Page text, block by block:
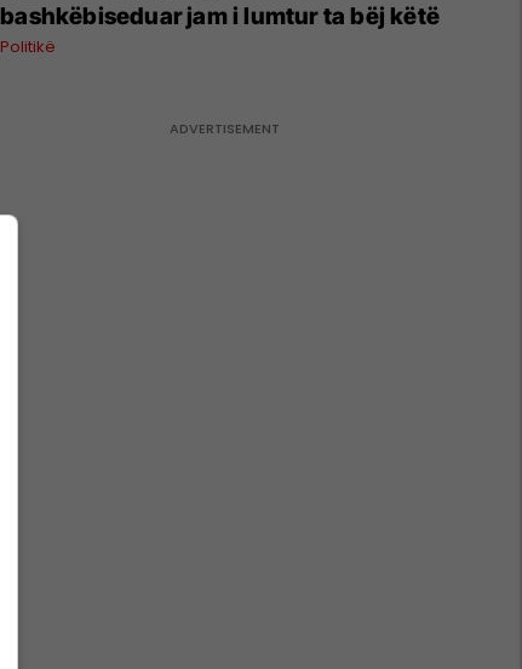
bashkëbiseduar jam i lumtur ta bëj këtë
Politikë